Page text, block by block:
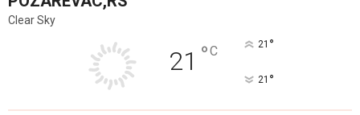
Clear Sky
21 °C 21 °
21 °